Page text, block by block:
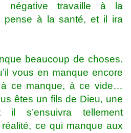
négative travaille à la
pense à la santé, et il ira
beaucoup de choses.
vous en manque encore
à ce manque, à ce vide…
êtes un fils de Dieu, une
s’ensuivra tellement
réalité, ce qui manque aux